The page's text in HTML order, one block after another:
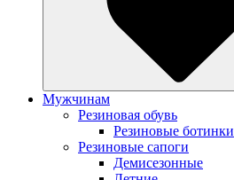
Мужчинам
Резиновая обувь
Резиновые ботинки
Резиновые сапоги
Демисезонные